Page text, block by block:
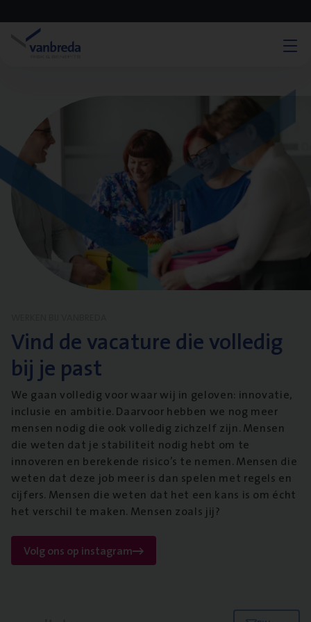
Vind de vacature die volledig
bij je past
We gaan volledig voor waar wij in geloven: innovatie,
inclusie en ambitie. Daarvoor hebben we nog meer
mensen nodig die ook volledig zichzelf zijn. Mensen
die weten dat je stabiliteit nodig hebt om te
innoveren en berekende risico’s te nemen. Mensen die
weten dat deze job meer is dan spelen met regels en
cijfers. Mensen die weten dat het een kans is om écht
het verschil te maken. Mensen zoals jij?
Volg ons op instagram